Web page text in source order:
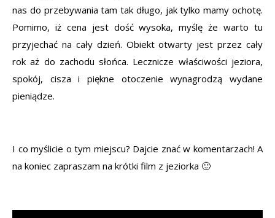
nas do przebywania tam tak długo, jak tylko mamy ochotę.
Pomimo, iż cena jest dość wysoka, myślę że warto tu
przyjechać na cały dzień. Obiekt otwarty jest przez cały
rok aż do zachodu słońca. Lecznicze właściwości jeziora,
spokój, cisza i piękne otoczenie wynagrodzą wydane
pieniądze.
I co myślicie o tym miejscu? Dajcie znać w komentarzach! A
na koniec zapraszam na krótki film z jeziorka 🙂